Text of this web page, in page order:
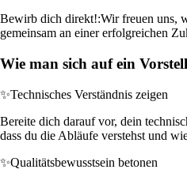
Bewirb dich direkt!:Wir freuen uns,
gemeinsam an einer erfolgreichen
Wie man sich auf ein
✨Technisches Verständnis zeigen
Bereite dich darauf vor, dein
dass du die Abläufe verstehst und
✨Qualitätsbewusstsein betonen